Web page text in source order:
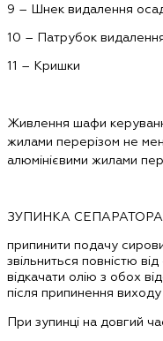
9 – Шнек видалення
10 – Патрубок
11 – Кришки
Живлення шафи
жилами перерізом не
алюмінієвими жилами
ЗУПИНКА
припинити подачу
звільниться повністю
відкачати олію з обох
після припинення
При зупинці на довгий